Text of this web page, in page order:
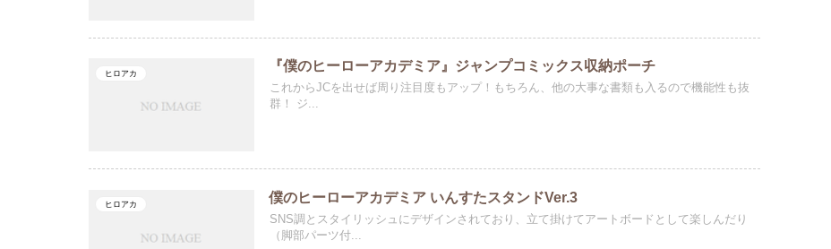
ヒロアカ 『僕のヒーローアカデミア』ジャンプコミックス収納ポーチ
これからJCを出せば周り注目度もアップ！もちろん、他の大事な書類も入るので機能性も抜
群！ ジ...
ヒロアカ 僕のヒーローアカデミア いんすたスタンドVer.3
SNS調とスタイリッシュにデザインされており、立て掛けてアートボードとして楽しんだり
（脚部パーツ付...